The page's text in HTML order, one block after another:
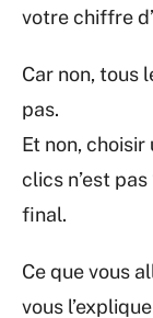
votre chiffre
Car non, tous
pas.
Et non,
clics n’est pas
final.
Ce que vous
vous